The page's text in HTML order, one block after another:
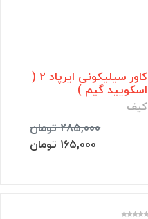
کاور سیلیکونی ایرپاد 2 (
اسکویید گیم )
کیف
285,000 تومان
165,000 تومان